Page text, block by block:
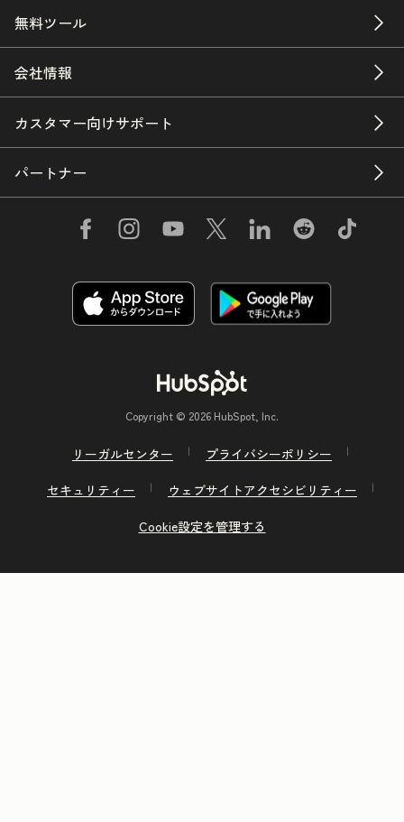
無料ツール
会社情報
カスタマー向けサポート
パートナー
Copyright © 2026 HubSpot, Inc.
リーガルセンター
プライバシーポリシー
セキュリティー
ウェブサイトアクセシビリティー
Cookie設定を管理する